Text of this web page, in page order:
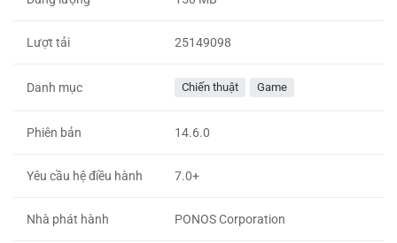
Lượt tải 25149098
Danh mục Chiến thuật Game
Phiên bản 14.6.0
Yêu cầu hệ điều hành 7.0+
Nhà phát hành PONOS Corporation​